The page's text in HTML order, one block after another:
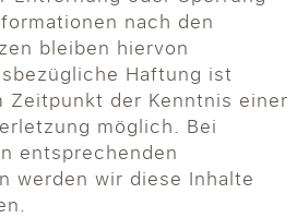
nach den
bleiben hiervon
Haftung ist
Zeitpunkt der Kenntnis einer
möglich. Bei
entsprechenden
werden wir diese Inhalte